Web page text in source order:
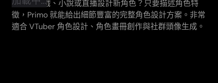
需要為遊戲、小說或直播設計新角色？只要描述角色特
徵，Primo 就能給出細節豐富的完整角色設計方案。非常
適合 VTuber 角色設計、角色畫冊創作與社群頭像生成。